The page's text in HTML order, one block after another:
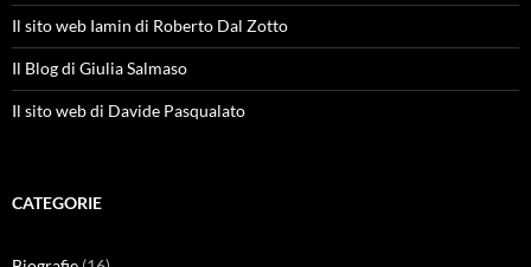
Il sito web Iamin di Roberto Dal Zotto
Il Blog di Giulia Salmaso
Il sito web di Davide Pasqualato
CATEGORIE